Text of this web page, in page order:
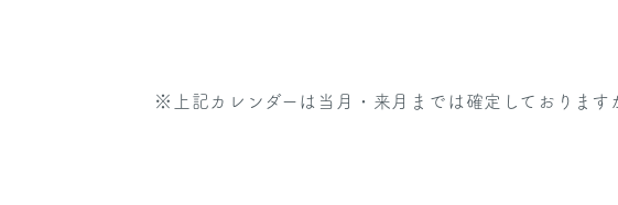
※上記カレンダーは当月・来月までは確定しております